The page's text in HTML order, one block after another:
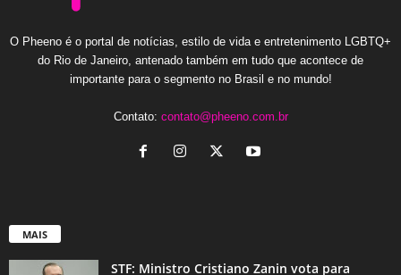
O Pheeno é o portal de notícias, estilo de vida e entretenimento LGBTQ+
do Rio de Janeiro, antenado também em tudo que acontece de
importante para o segmento no Brasil e no mundo!
Contato: contato@pheeno.com.br
MAIS
STF: Ministro Cristiano Zanin vota para